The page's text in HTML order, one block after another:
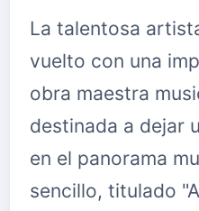
La talentosa
vuelto con una
obra maestra
destinada a dejar
en el panorama
sencillo, titulado